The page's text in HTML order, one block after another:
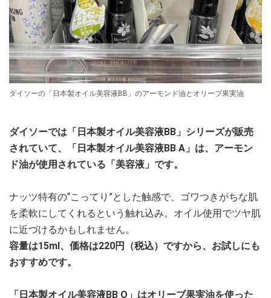
ダイソーの「日本製オイル美容液BB」のアーモンド油とオリーブ果実油
ダイソーでは「日本製オイル美容液BB」シリーズが販売
されていて、「日本製オイル美容液BB A」は、アーモン
ド油が使用されている「美容液」です。
ナッツ特有の“こってり”とした触感で、ゴワつきがちな肌
を柔軟にしてくれるという触れ込み。オイル使用でツヤ肌
に近づけるかもしれません。
容量は15ml、価格は220円（税込）ですから、お試しにも
おすすめです。
「日本製オイル美容液BB O」はオリーブ果実油を使った